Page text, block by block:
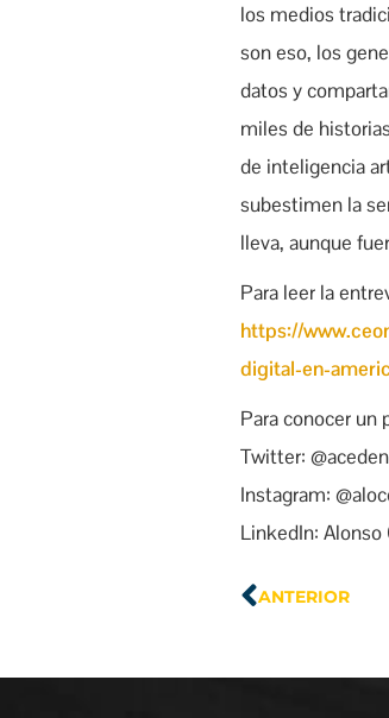
los medios
son eso, los
datos y
miles de
de inteligencia
subestimen la
lleva, aunque
Para leer la
https://
digital-en-
Para conocer un
Twitter:
Instagram:
LinkedIn: Alonso
ANTERIOR